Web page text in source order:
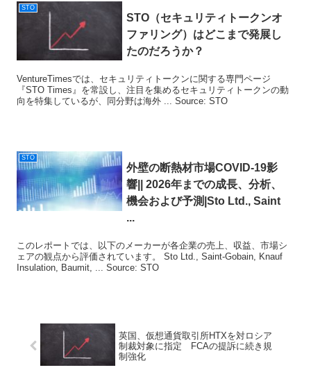
STO
STO （セキュリティトークンオ
ファリング）はどこまで発展し
たのだろうか？
VentureTimesでは、セキュリティトークンに関する専門ページ
『STO Times』を常設し、注目を集めるセキュリティトークンの動
向を特集しているが、同分野は海外 ... Source: STO
STO
外壁の断熱材市場COVID-19影
響|| 2026年までの成長、分析、
機会および予測|Sto Ltd., Saint
...
このレポートでは、以下のメーカーが各企業の売上、収益、市場シ
ェアの観点から評価されています。 Sto Ltd., Saint-Gobain, Knauf
Insulation, Baumit, ... Source: STO
英国、仮想通貨取引所HTXを対ロシア
制裁対象に指定 FCAの提訴に続き規
制強化